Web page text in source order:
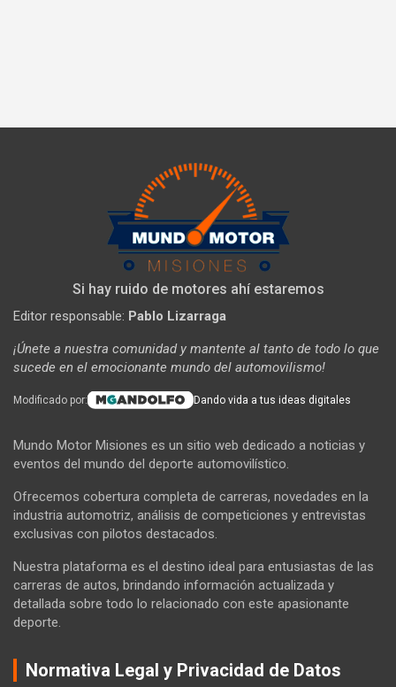
Si hay ruido de motores ahí estaremos
Editor responsable: Pablo Lizarraga
¡Únete a nuestra comunidad y mantente al tanto de todo lo que
sucede en el emocionante mundo del automovilismo!
Modificado por: Dando vida a tus ideas digitales
Mundo Motor Misiones es un sitio web dedicado a noticias y
eventos del mundo del deporte automovilístico.
Ofrecemos cobertura completa de carreras, novedades en la
industria automotriz, análisis de competiciones y entrevistas
exclusivas con pilotos destacados.
Nuestra plataforma es el destino ideal para entusiastas de las
carreras de autos, brindando información actualizada y
detallada sobre todo lo relacionado con este apasionante
deporte.
Normativa Legal y Privacidad de Datos